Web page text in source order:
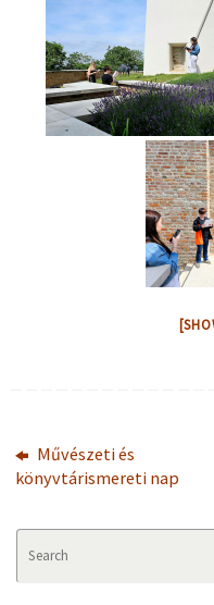
Művészeti és
könyvtárismereti nap